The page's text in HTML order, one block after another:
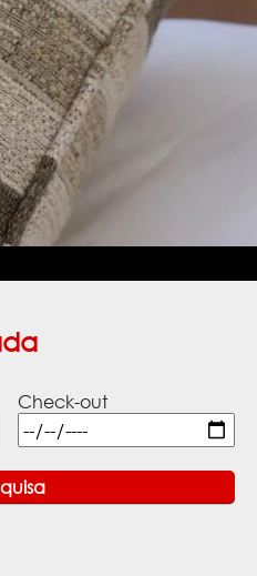
Check-out